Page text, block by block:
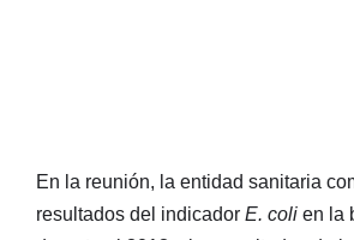
En la reunión, la entidad sanitaria
resultados del indicador E. coli en la